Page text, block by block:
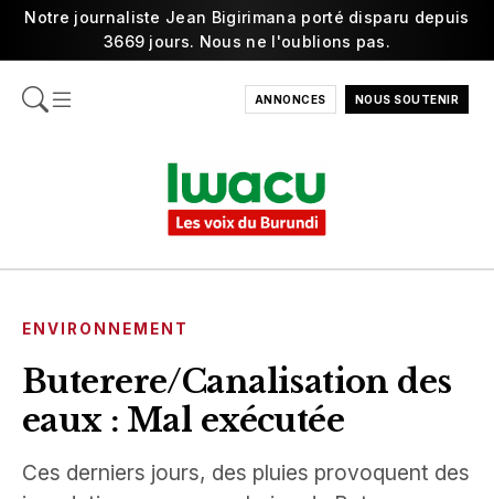
Notre journaliste Jean Bigirimana porté disparu depuis
3669 jours. Nous ne l'oublions pas.
ANNONCES NOUS SOUTENIR
ENVIRONNEMENT
Buterere/Canalisation des
eaux : Mal exécutée
Ces derniers jours, des pluies provoquent des